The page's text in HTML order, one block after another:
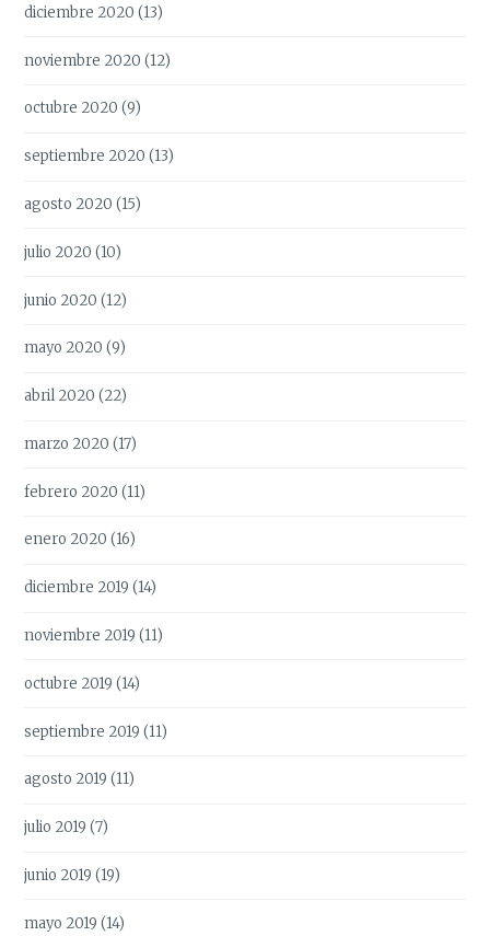
diciembre 2020 (13)
noviembre 2020 (12)
octubre 2020 (9)
septiembre 2020 (13)
agosto 2020 (15)
julio 2020 (10)
junio 2020 (12)
mayo 2020 (9)
abril 2020 (22)
marzo 2020 (17)
febrero 2020 (11)
enero 2020 (16)
diciembre 2019 (14)
noviembre 2019 (11)
octubre 2019 (14)
septiembre 2019 (11)
agosto 2019 (11)
julio 2019 (7)
junio 2019 (19)
mayo 2019 (14)